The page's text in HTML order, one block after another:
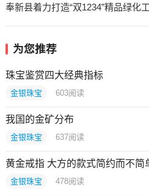
奉新县着力打造“双1234”精品绿化
为您推荐
珠宝鉴赏四大经典指标
金银珠宝 603阅读
我国的金矿分布
金银珠宝 637阅读
黄金戒指 大方的款式简约而不简
金银珠宝 478阅读